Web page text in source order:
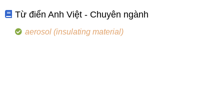
Từ điển Anh Việt - Chuyên ngành
aerosol (insulating material)